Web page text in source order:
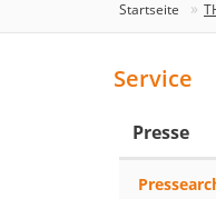
Startseite
Service
Presse